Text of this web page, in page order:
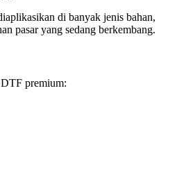
di banyak jenis bahan,
pasar yang sedang berkembang.
DTF premium: